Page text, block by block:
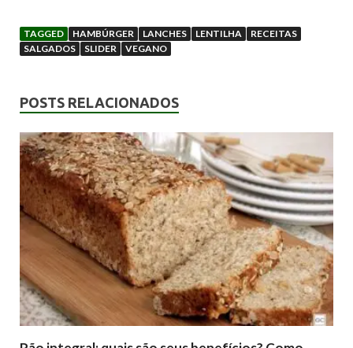
TAGGED HAMBÚRGER LANCHES LENTILHA
RECEITAS
SALGADOS
SLIDER VEGANO
POSTS RELACIONADOS